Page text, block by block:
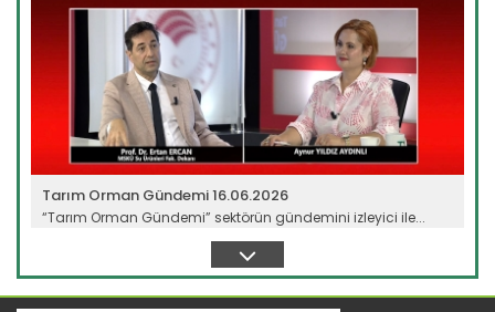
Tarım Orman Gündemi 16.06.2026
“Tarım Orman Gündemi” sektörün gündemini izleyici ile...